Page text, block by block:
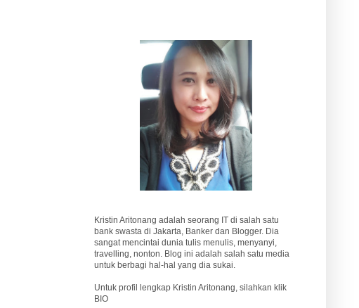
Kristin Aritonang adalah seorang IT di salah satu
bank swasta di Jakarta, Banker dan Blogger. Dia
sangat mencintai dunia tulis menulis, menyanyi,
travelling, nonton. Blog ini adalah salah satu media
untuk berbagi hal-hal yang dia sukai.
Untuk profil lengkap Kristin Aritonang, silahkan klik
BIO